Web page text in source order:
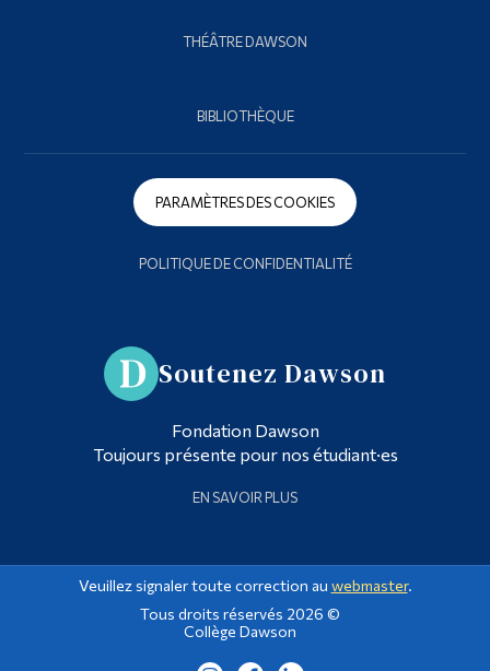
THÉÂTRE DAWSON
BIBLIOTHÈQUE
PARAMÈTRES DES COOKIES
POLITIQUE DE CONFIDENTIALITÉ
Soutenez Dawson
Fondation Dawson
Toujours présente pour nos étudiant·es
EN SAVOIR PLUS
Veuillez signaler toute correction au webmaster.
Tous droits réservés 2026 ©
Collège Dawson